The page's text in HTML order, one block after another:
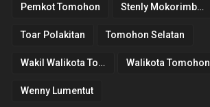
Pemkot Tomohon Stenly Mokorimban
Toar Polakitan Tomohon Selatan
Wakil Walikota Tomohon Walikota Tomohon
Wenny Lumentut